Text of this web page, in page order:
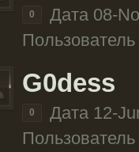
0
Дата 08-
G0dess
0
Дата 12-